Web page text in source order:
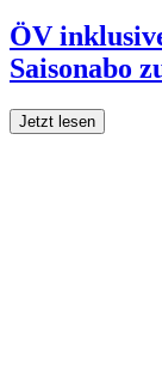
ÖV
Saisonabo
Jetzt lesen